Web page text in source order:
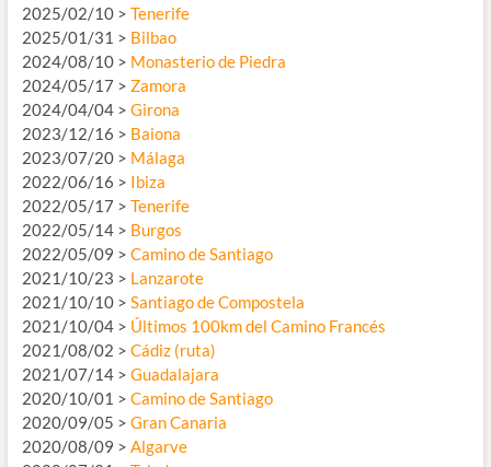
2025/02/10 > Tenerife
2025/01/31 > Bilbao
2024/08/10 > Monasterio de Piedra
2024/05/17 > Zamora
2024/04/04 > Girona
2023/12/16 > Baiona
2023/07/20 > Málaga
2022/06/16 > Ibiza
2022/05/17 > Tenerife
2022/05/14 > Burgos
2022/05/09 > Camino de Santiago
2021/10/23 > Lanzarote
2021/10/10 > Santiago de Compostela
2021/10/04 > Últimos 100km del Camino Francés
2021/08/02 > Cádiz (ruta)
2021/07/14 > Guadalajara
2020/10/01 > Camino de Santiago
2020/09/05 > Gran Canaria
2020/08/09 > Algarve